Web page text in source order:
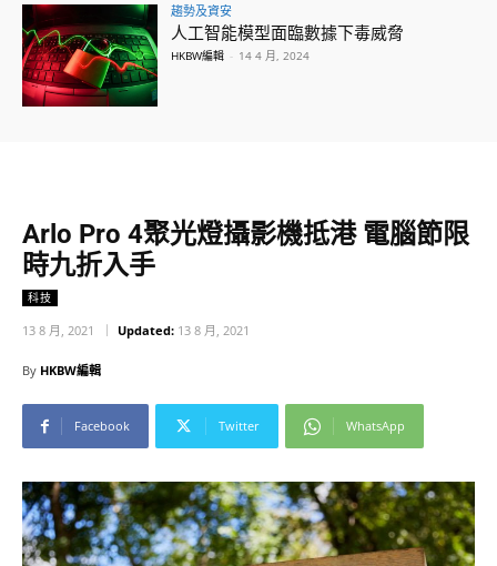
趨勢及資安
人工智能模型面臨數據下毒威脅
HKBW編輯 - 14 4 月, 2024